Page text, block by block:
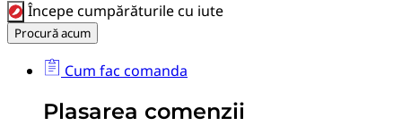
Începe cumpărăturile cu iute
Procură acum
Cum fac comanda
Plasarea comenzii